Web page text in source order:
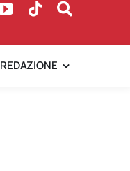
REDAZIONE